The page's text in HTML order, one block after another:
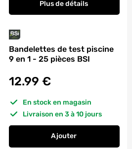
Plus de détails
Bandelettes de test piscine
9 en 1 - 25 pièces BSI
12.99 €
En stock en magasin
Livraison en 3 à 10 jours
Ajouter
Bandelettes de test